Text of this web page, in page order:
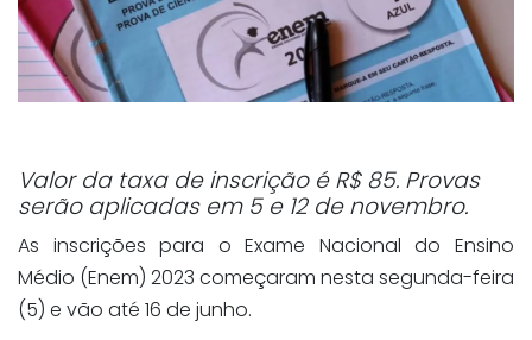
Valor da taxa de inscrição é R$ 85. Provas
serão aplicadas em 5 e 12 de novembro.
As inscrições para o Exame Nacional do Ensino
Médio (Enem) 2023 começaram nesta segunda-feira
(5) e vão até 16 de junho.